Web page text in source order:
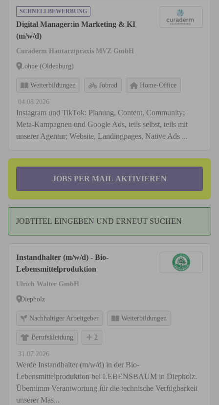
SCHNELLBEWERBUNG
Digital Manager:in Marketing & KI
(m/w/d)
Curaderm Hautarztpraxis MVZ GmbH
Lohne (Oldenburg)
Weiterbildungen Jobrad Home-Office
04.08.2026
Instagram und TikTok: Planung, Content, Community;
Meta-Kampagnen und Google Ads, teils selbst, teils mit
unserer Agentur; Website, Landingpages, Native Ads ...
JOBS PER MAIL AKTIVIEREN
JOBTITEL EINGEBEN UND ERNEUT SUCHEN
Instandhalter (m/w/d) - Bio-
Lebensmittelproduktion
Ulrich Walter GmbH
Diepholz
Nachhaltiger Arbeitgeber Weiterbildungen
Berufskleidung 2
31.07.2026
Werde Instandhalter (m/w/d) in der Bio-
Lebensmittelproduktion bei LEBENSBAUM in Diepholz.
Übernimm Verantwortung für die technische Verfügbarkeit
unserer Mas...